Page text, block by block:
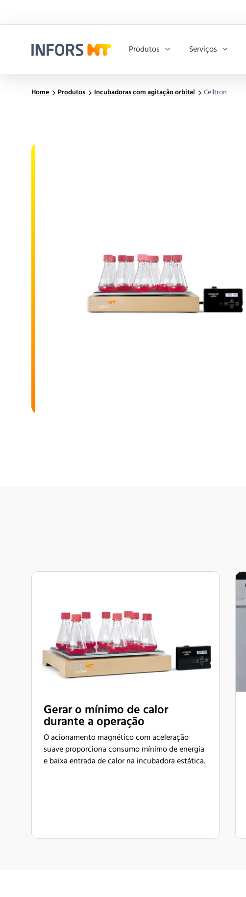
Produtos Serviços
Home Produtos Incubadoras com agitação orbital Celltron
Gerar o mínimo de calor
durante a operação
O acionamento magnético com aceleração
suave proporciona consumo mínimo de energia
e baixa entrada de calor na incubadora estática.